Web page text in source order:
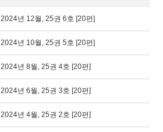
2024년 12월, 25권 6호 [20편]
2024년 10월, 25권 5호 [20편]
2024년 8월, 25권 4호 [20편]
2024년 6월, 25권 3호 [20편]
2024년 4월, 25권 2호 [20편]